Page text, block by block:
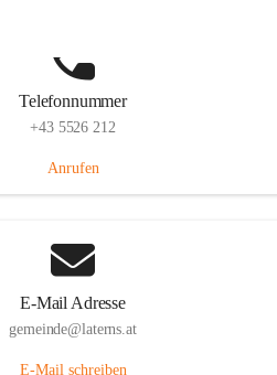
Telefonnummer
+43 5526 212
Anrufen
E-Mail Adresse
gemeinde@laterns.at
E-Mail schreiben